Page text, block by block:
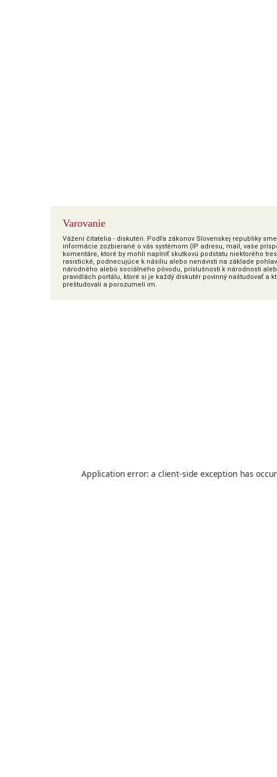
Varovanie
Vážení čitatelia - diskutéri. Podľa zákonov Slovenskej republiky
informácie zozbierané o vás systémom (IP adresu, mail, vaše
komentáre, ktoré by mohli naplniť skutkovú podstatu niektorého
rasistické, podnecujúce k násiliu alebo nenávisti na základe
národného alebo sociálneho pôvodu, príslušnosti k národnosti
pravidlách portálu, ktoré si je každý diskutér povinný naštudovať a
preštudovali a porozumeli im.